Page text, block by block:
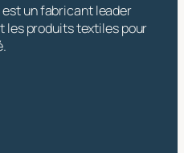
est un fabricant leader
les produits textiles pour